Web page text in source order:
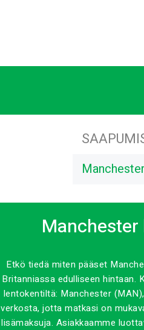
Etkö tiedä miten pääset
Britanniassa edulliseen hintaan.
lentokentiltä: Manchester
verkosta, jotta matkasi on
lisämaksuja. Asiakkaamme